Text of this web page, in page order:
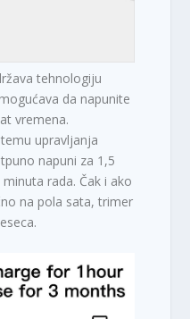
tehnologiju
da napunite
vremena.
upravljanja
napuni za 1,5
rada. Čak i ako
na pola sata, trimer